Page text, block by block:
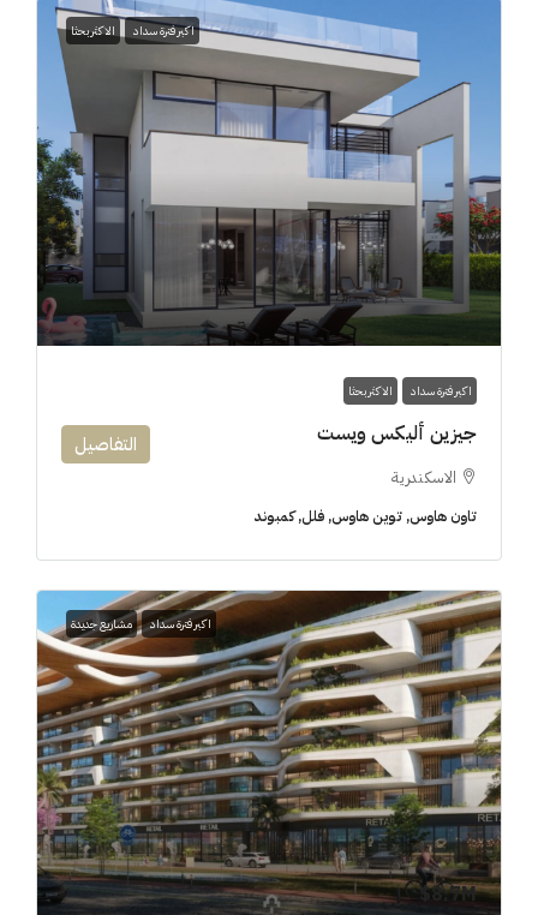
اكبر فترة سداد الاكثر بحثا
اكبر فترة سداد الاكثر بحثا
جيزين أليكس ويست
الاسكندرية
تاون هاوس, توين هاوس, فلل, كمبوند
التفاصيل
اكبر فترة سداد مشاريع جديدة
8.7M$